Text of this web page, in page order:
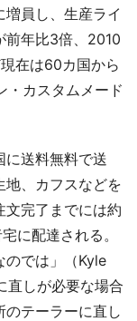
員し、生産ライ
前年比3倍、2010
在は60カ国から
カスタムメード
送料無料で送
地、カフスなどを
文完了までには約
に配達される。
のでは」（Kyle
直しが必要な場合
テーラーに直し